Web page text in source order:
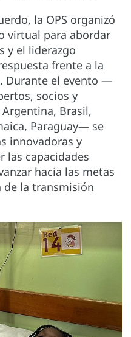
la OPS organizó
virtual para abordar
y el liderazgo
frente a la
Durante el evento ­—
socios y
Brasil,
Paraguay— se
innovadoras y
las capacidades
hacia las metas
de la transmisión